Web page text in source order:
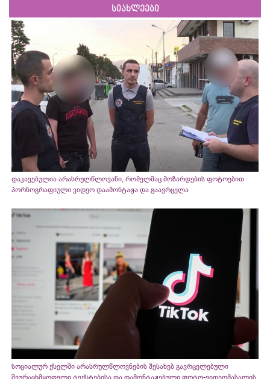
სიახლეები
დაკავებულია არასრულწლოვანი, რომელმაც მოზარდების ფოტოებით
პორნოგრაფიული ვიდეო დაამონტაჟა და გაავრცელა
სოციალურ ქსელში არასრულწლოვნების შესახებ გავრცელებული
შეურაცხმყოფელი ტექსტებისა და დამონტაჟებული ფოტო-ვიდეომასალის